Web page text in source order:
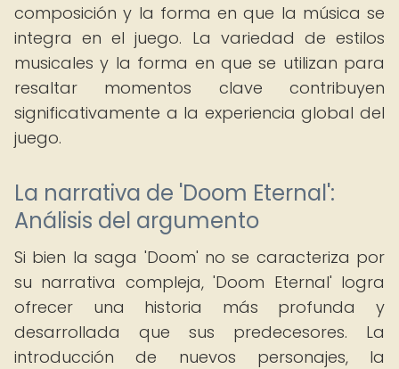
composición y la forma en que la música se
integra en el juego. La variedad de estilos
musicales y la forma en que se utilizan para
resaltar momentos clave contribuyen
significativamente a la experiencia global del
juego.
La narrativa de 'Doom Eternal':
Análisis del argumento
Si bien la saga 'Doom' no se caracteriza por
su narrativa compleja, 'Doom Eternal' logra
ofrecer una historia más profunda y
desarrollada que sus predecesores. La
introducción de nuevos personajes, la